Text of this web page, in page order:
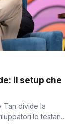
il setup che
Tan divide la
lo testano